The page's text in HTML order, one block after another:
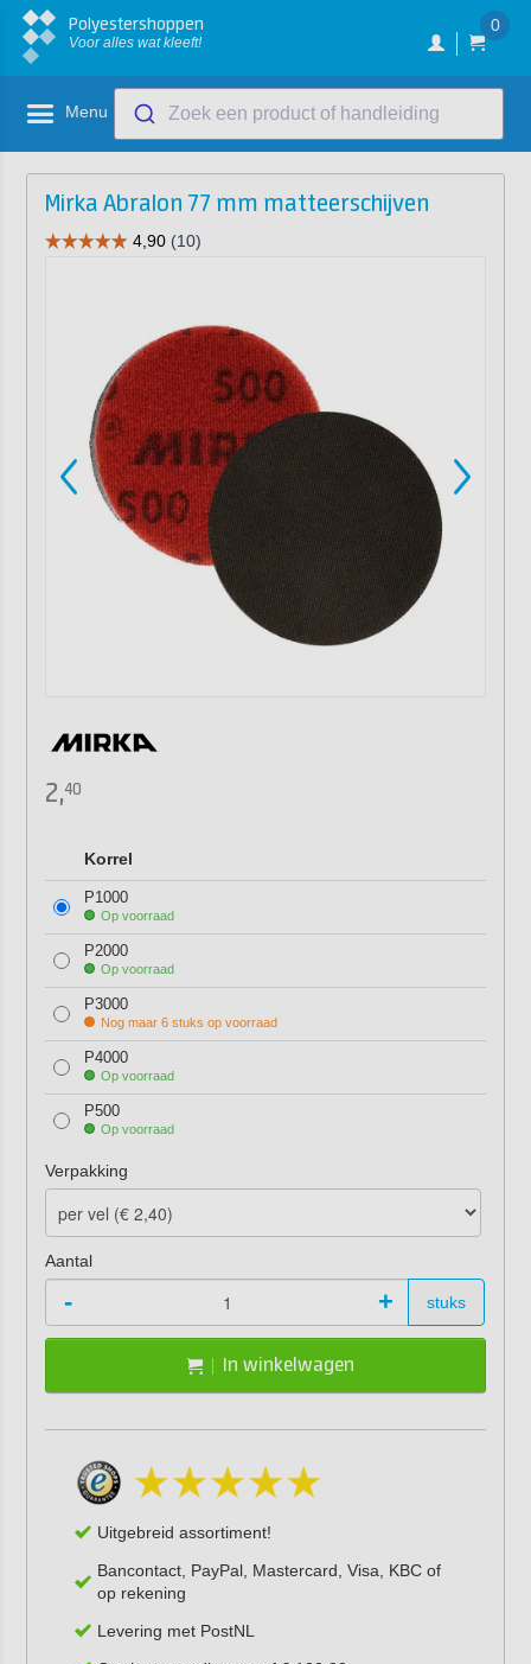
Polyestershoppen
Voor alles wat kleeft!
0
Menu Zoek een product of handleiding
Mirka Abralon 77 mm matteerschijven
2,40
Korrel
P1000
Op voorraad
P2000
Op voorraad
P3000
Nog maar 6 stuks op voorraad
P4000
Op voorraad
P500
Op voorraad
Verpakking
Aantal
- + stuks
In winkelwagen
Uitgebreid assortiment!
Bancontact, PayPal, Mastercard, Visa, KBC of
op rekening
Levering met PostNL